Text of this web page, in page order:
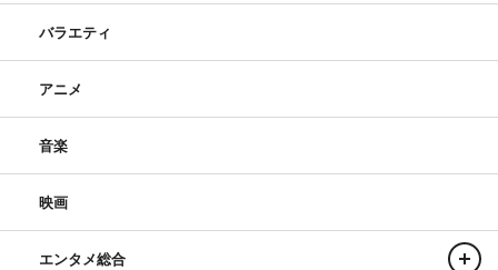
バラエティ
アニメ
音楽
映画
エンタメ総合